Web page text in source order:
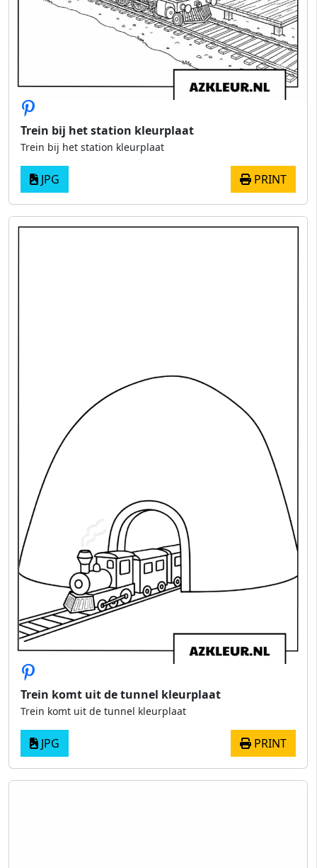
Trein bij het station kleurplaat
Trein bij het station kleurplaat
JPG PRINT
Trein komt uit de tunnel kleurplaat
Trein komt uit de tunnel kleurplaat
JPG PRINT